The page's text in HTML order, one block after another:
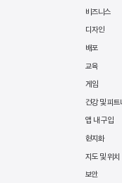
비즈니스
디자인
배포
교육
게임
건강 및 피트
앱 내 구입
현지화
지도 및 위치
보안